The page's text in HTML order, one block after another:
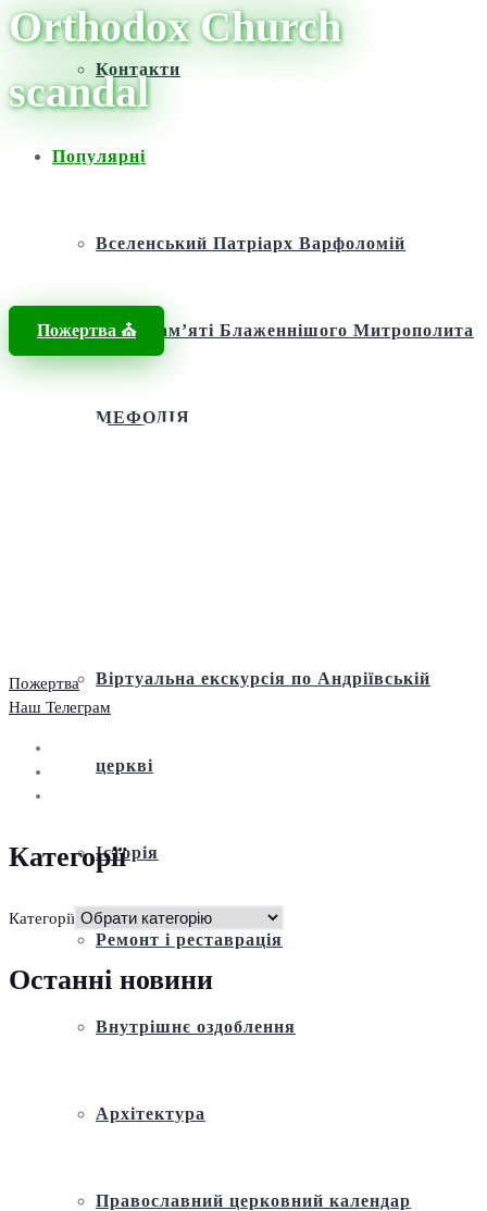
Контакти
Популярні
Вселенський Патріарх Варфоломій
Фонд пам’яті Блаженнішого Митрополита
МЕФОДІЯ
Віртуальна екскурсія по Андріївській
церкві
Історія
Ремонт і реставрація
Внутрішнє оздоблення
Архітектура
Православний церковний календар
Пожертва ⛪️
Orthodox Church
scandal
Головна / Новини /Orthodox Church scandal
Пожертва
Наш Телеграм
Категорії
Категорії
Останні новини